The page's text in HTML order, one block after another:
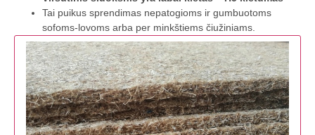
Tai puikus sprendimas nepatogioms ir gumbuotoms
sofoms-lovoms arba per minkštiems čiužiniams.